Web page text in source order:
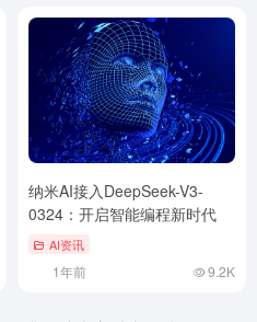
纳米AI接入DeepSeek-V3-
0324：开启智能编程新时代
AI资讯
1年前 9.2K